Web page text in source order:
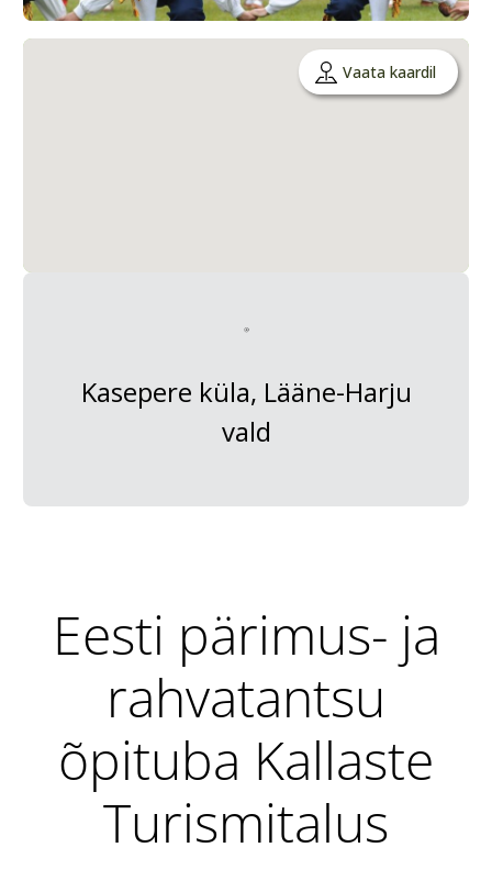
Vaata kaardil
Kasepere küla, Lääne-Harju
vald
Eesti pärimus- ja
rahvatantsu
õpituba Kallaste
Turismitalus